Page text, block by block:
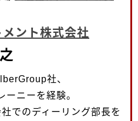
ント株式会社
社、
ニーを経験。
でのディーリング部長を